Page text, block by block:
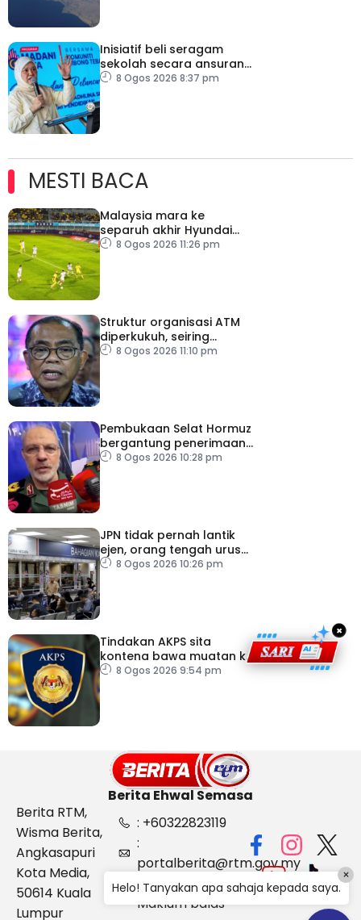
Inisiatif beli seragam
sekolah secara ansuran
ringankan beban ibu
8 Ogos 2026 8:37 pm
MESTI BACA
Malaysia mara ke
separuh akhir Hyundai
ASEAN Cup
8 Ogos 2026 11:26 pm
Struktur organisasi ATM
diperkukuh, seiring
pemodenan aset
8 Ogos 2026 11:10 pm
Pembukaan Selat Hormuz
bergantung penerimaan
AS – IRGC
8 Ogos 2026 10:28 pm
JPN tidak pernah lantik
ejen, orang tengah urus
dokumentasi
8 Ogos 2026 10:26 pm
Tindakan AKPS sita
kontena bawa muatan ke
Israel bukti ketegasan
8 Ogos 2026 9:54 pm
×
Berita Ehwal Semasa
Berita RTM,
Wisma Berita,
Angkasapuri
Kota Media,
50614 Kuala
Lumpur
: +60322823119
:
portalberita@rtm.gov.my
: Aduan &
Maklum balas
Helo! Tanyakan apa sahaja kepada saya.
×